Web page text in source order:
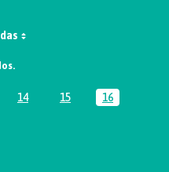
intermediárias Usar ABA
Página
14 Página
15 Página
16